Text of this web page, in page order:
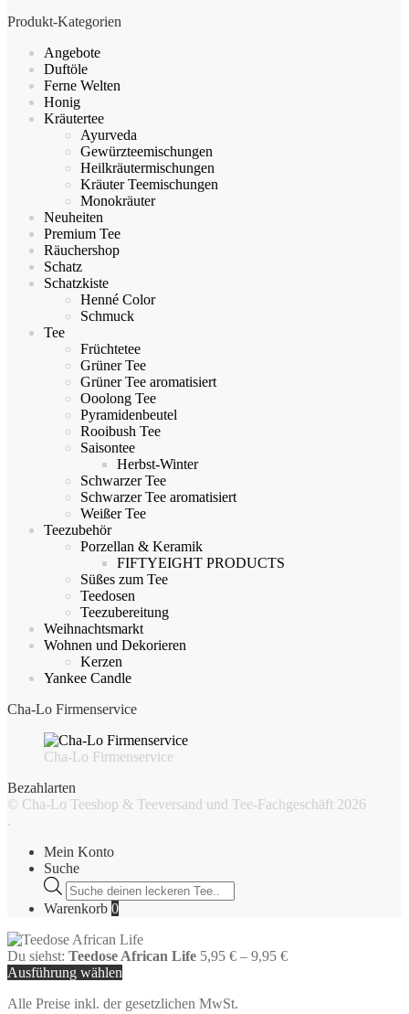
Produkt-Kategorien
Angebote
Duftöle
Ferne Welten
Honig
Kräutertee
Ayurveda
Gewürzteemischungen
Heilkräutermischungen
Kräuter Teemischungen
Monokräuter
Neuheiten
Premium Tee
Räuchershop
Schatz
Schatzkiste
Henné Color
Schmuck
Tee
Früchtetee
Grüner Tee
Grüner Tee aromatisiert
Ooolong Tee
Pyramidenbeutel
Rooibush Tee
Saisontee
Herbst-Winter
Schwarzer Tee
Schwarzer Tee aromatisiert
Weißer Tee
Teezubehör
Porzellan & Keramik
FIFTYEIGHT PRODUCTS
Süßes zum Tee
Teedosen
Teezubereitung
Weihnachtsmarkt
Wohnen und Dekorieren
Kerzen
Yankee Candle
Cha-Lo Firmenservice
Cha-Lo Firmenservice
Bezahlarten
© Cha-Lo Teeshop & Teeversand und Tee-Fachgeschäft 2026
.
Mein Konto
Suche
Products
search
Warenkorb 0
Du siehst: Teedose African Life 5,95 € – 9,95 €
Ausführung wählen
Alle Preise inkl. der gesetzlichen MwSt.